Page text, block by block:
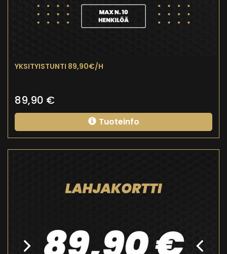
YKSITYISTUNTI 89,90€/H
89,90 €
Tuoteinfo